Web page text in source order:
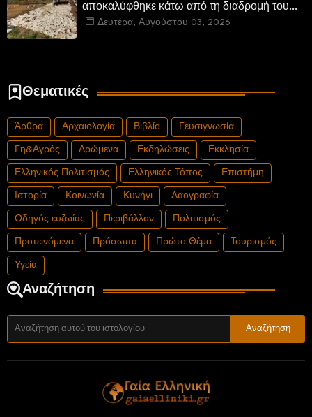
αποκαλύφθηκε κάτω από τη διαδρομή του
νέου αυτοκινητόδρομου Α8 της Γερμανίας
Δευτέρα, Αυγούστου 03, 2026
Θεματικές
Άρθρα Αρχαιολογία Βιβλίο Γευσιγνωσία
Γη&Αγρός Δρώμενα Εκδηλώσεις Εκκλησία
Ελληνικός Πολιτισμός Ελληνικός Τόπος Επιστήμη
Ιστορία Κοινωνία Κυνήγι Λαογραφία
Οδηγός ευζωίας Περιβάλλον Πολιτισμός
Προτεινόμενα Πρόσωπα Πρώτο Θέμα Τουρισμός
Υγεία
Αναζήτηση